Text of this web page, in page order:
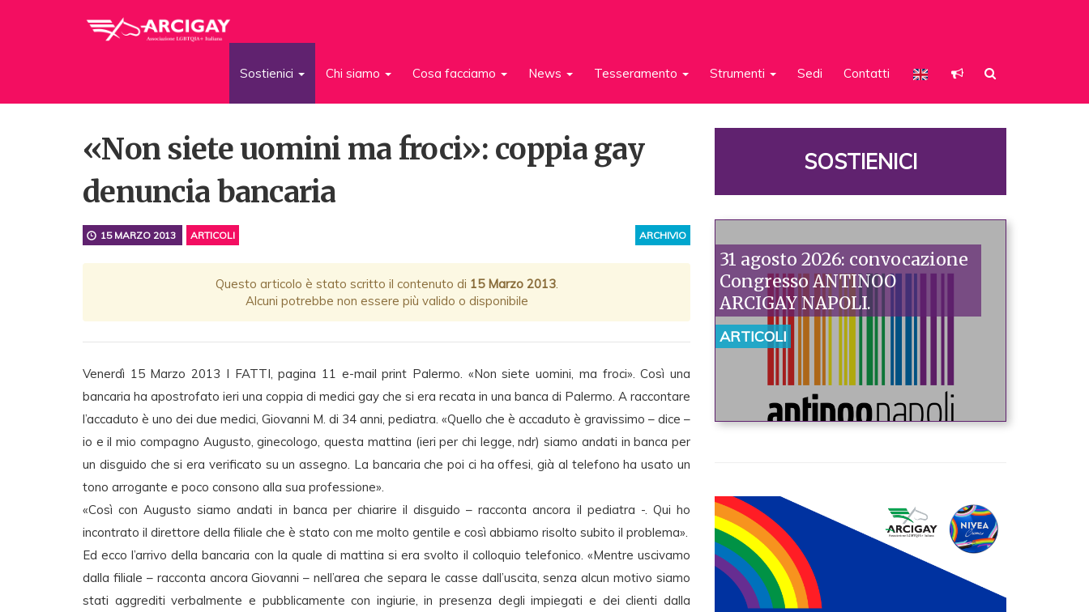
Sostienici Chi siamo Cosa facciamo News Tesseramento Strumenti Sedi Contatti
«Non siete uomini ma froci»: coppia gay
denuncia bancaria
ARCHIVIO
15 MARZO 2013 ARTICOLI
Questo articolo è stato scritto il contenuto di 15 Marzo 2013.
Alcuni potrebbe non essere più valido o disponibile
Venerdì 15 Marzo 2013 I FATTI, pagina 11 e-mail print Palermo. «Non siete uomini, ma froci». Così una
bancaria ha apostrofato ieri una coppia di medici gay che si era recata in una banca di Palermo. A raccontare
l’accaduto è uno dei due medici, Giovanni M. di 34 anni, pediatra. «Quello che è accaduto è gravissimo – dice –
io e il mio compagno Augusto, ginecologo, questa mattina (ieri per chi legge, ndr) siamo andati in banca per
un disguido che si era verificato su un assegno. La bancaria che poi ci ha offesi, già al telefono ha usato un
tono arrogante e poco consono alla sua professione».
«Così con Augusto siamo andati in banca per chiarire il disguido – racconta ancora il pediatra -. Qui ho
incontrato il direttore della filiale che è stato con me molto gentile e così abbiamo risolto subito il problema».
Ed ecco l’arrivo della bancaria con la quale di mattina si era svolto il colloquio telefonico. «Mentre uscivamo
dalla filiale – racconta ancora Giovanni – nell’area che separa le casse dall’uscita, senza alcun motivo siamo
stati aggrediti verbalmente e pubblicamente con ingiurie, in presenza degli impiegati e dei clienti dalla
SOSTIENICI
31 agosto 2026: convocazione
Congresso ANTINOO
ARCIGAY NAPOLI.
ARTICOLI